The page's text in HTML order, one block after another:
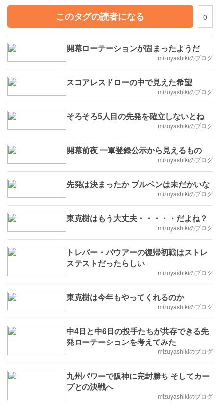
このタグの読者になる
0
開幕ローテーションが固まったようだ
mizuyashikiのブログ
スコアレスドローの中で見えた希望
mizuyashikiのブログ
そろそろ5人目の先発を確立しないとね
mizuyashikiのブログ
開幕前夜 一軍登録公示から見えるもの
mizuyashikiのブログ
先発は決まったか ブルペンは未だかいな
mizuyashikiのブログ
東克樹はもう大丈夫・・・・・だよね？
mizuyashikiのブログ
トレバー・バウアーの復帰初戦はストレ
ステストだったらしい
mizuyashikiのブログ
東克樹は今年もやってくれるのか
mizuyashikiのブログ
中4日と中6日の投手たちが共存できる先
発ローテーションを考えてみた
mizuyashikiのブログ
九州パワーで阪神に完封勝ち そしてカー
プとの決戦へ
mizuyashikiのブログ